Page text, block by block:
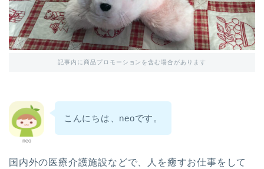
記事内に商品プロモーションを含む場合があります
neo
こんにちは、neoです。
国内外の医療介護施設などで、人を癒すお仕事をして